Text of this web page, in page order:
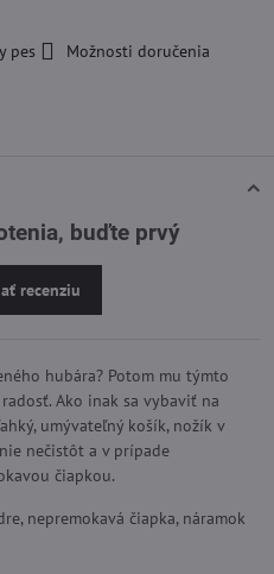
pes
Možnosti doručenia
buďte prvý
recenziu
hubára? Potom mu týmto
Ako inak sa vybaviť na
umývateľný košík, nožík v
nečistôt a v prípade
čiapkou.
nepremokavá čiapka, náramok